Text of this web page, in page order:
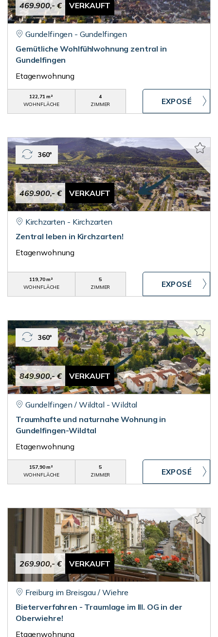
469.900,- € VERKAUFT
Gundelfingen - Gundelfingen
Gemütliche Wohlfühlwohnung zentral in
Gundelfingen
Etagenwohnung
122,71 m²
WOHNFLÄCHE
4
ZIMMER
469.900,- € VERKAUFT
360°
Kirchzarten - Kirchzarten
Zentral leben in Kirchzarten!
Etagenwohnung
119,70 m²
WOHNFLÄCHE
5
ZIMMER
849.900,- € VERKAUFT
360°
Gundelfingen / Wildtal - Wildtal
Traumhafte und naturnahe Wohnung in
Gundelfingen-Wildtal
Etagenwohnung
157,90 m²
WOHNFLÄCHE
5
ZIMMER
269.900,- € VERKAUFT
Freiburg im Breisgau / Wiehre
Bieterverfahren - Traumlage im III. OG in der
Oberwiehre!
Etagenwohnung